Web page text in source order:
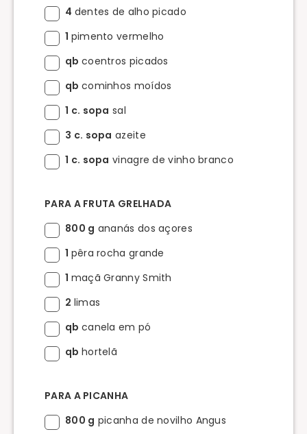
4 dentes de alho picado
1 pimento vermelho
qb coentros picados
qb cominhos moídos
1 c. sopa sal
3 c. sopa azeite
1 c. sopa vinagre de vinho branco
PARA A FRUTA GRELHADA
800 g ananás dos açores
1 pêra rocha grande
1 maçã Granny Smith
2 limas
qb canela em pó
qb hortelã
PARA A PICANHA
800 g picanha de novilho Angus